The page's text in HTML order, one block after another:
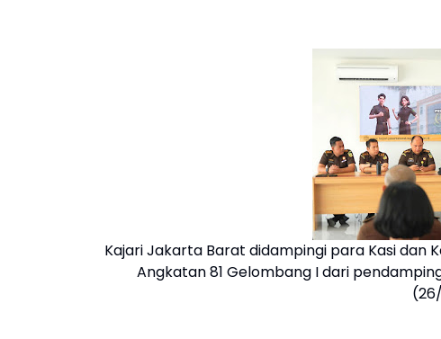
Kajari Jakarta Barat didampingi para Kasi dan
Angkatan 81 Gelombang I dari